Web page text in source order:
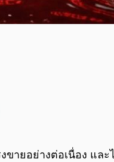
ายอย่างต่อเนื่อง แล